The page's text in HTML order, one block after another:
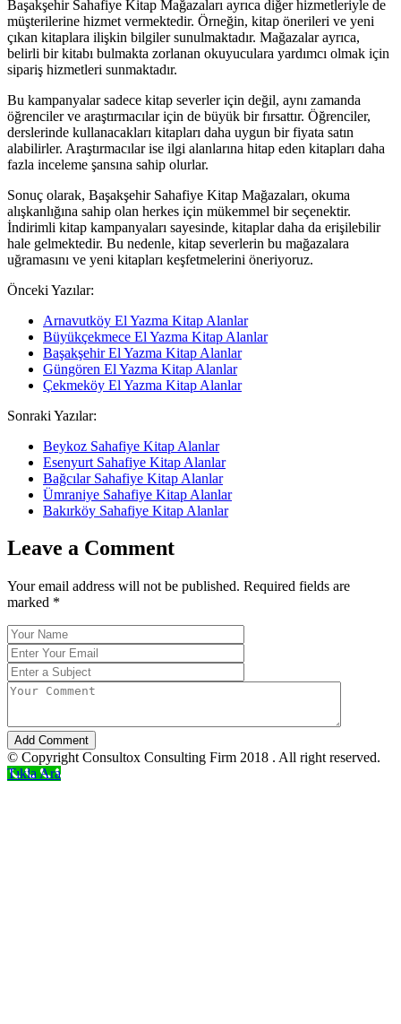
Başakşehir Sahafiye Kitap Mağazaları ayrıca diğer hizmetleriyle de
müşterilerine hizmet vermektedir. Örneğin, kitap önerileri ve yeni
çıkan kitaplara ilişkin bilgiler sunulmaktadır. Mağazalar ayrıca,
belirli bir kitabı bulmakta zorlanan okuyuculara yardımcı olmak için
sipariş hizmetleri sunmaktadır.
Bu kampanyalar sadece kitap severler için değil, aynı zamanda
öğrenciler ve araştırmacılar için de büyük bir fırsattır. Öğrenciler,
derslerinde kullanacakları kitapları daha uygun bir fiyata satın
alabilirler. Araştırmacılar ise ilgi alanlarına hitap eden kitapları daha
fazla inceleme şansına sahip olurlar.
Sonuç olarak, Başakşehir Sahafiye Kitap Mağazaları, okuma
alışkanlığına sahip olan herkes için mükemmel bir seçenektir.
İndirimli kitap kampanyaları sayesinde, kitaplar daha da erişilebilir
hale gelmektedir. Bu nedenle, kitap severlerin bu mağazalara
uğramasını ve yeni kitapları keşfetmelerini öneriyoruz.
Önceki Yazılar:
Arnavutköy El Yazma Kitap Alanlar
Büyükçekmece El Yazma Kitap Alanlar
Başakşehir El Yazma Kitap Alanlar
Güngören El Yazma Kitap Alanlar
Çekmeköy El Yazma Kitap Alanlar
Sonraki Yazılar:
Beykoz Sahafiye Kitap Alanlar
Esenyurt Sahafiye Kitap Alanlar
Bağcılar Sahafiye Kitap Alanlar
Ümraniye Sahafiye Kitap Alanlar
Bakırköy Sahafiye Kitap Alanlar
Leave a Comment
Your email address will not be published. Required fields are
marked *
Add Comment
© Copyright Consultox Consulting Firm 2018 . All right reserved.
Tıkla Ara